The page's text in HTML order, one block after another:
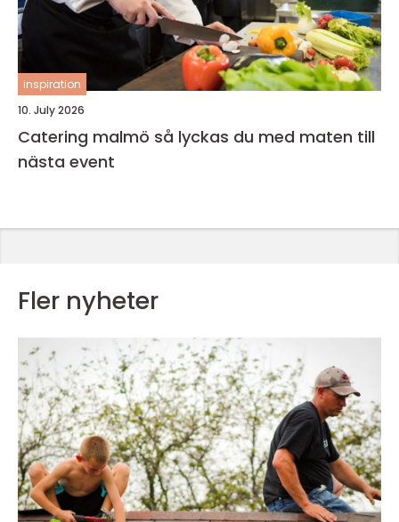
inspiration
10. July 2026
Catering malmö så lyckas du med maten till
nästa event
Fler nyheter